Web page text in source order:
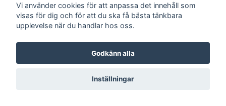
Vi använder cookies för att anpassa det innehåll som
visas för dig och för att du ska få bästa tänkbara
upplevelse när du handlar hos oss.
Godkänn alla
Inställningar